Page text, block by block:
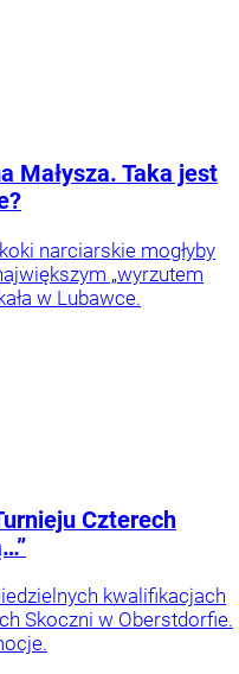
Małysza. Taka jest
narciarskie mogłyby
„wyrzutem
w Lubawce.
Czterech
kwalifikacjach
Skoczni w Oberstdorfie.